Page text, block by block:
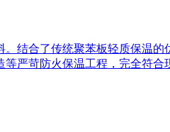
结合了传统聚苯板轻质保温
严苛防火保温工程，完全符合